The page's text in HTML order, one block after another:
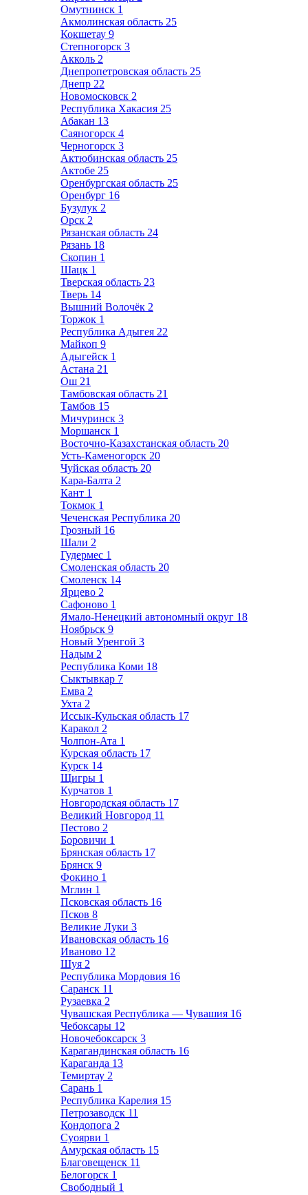
Омутнинск 1
Акмолинская область 25
Кокшетау 9
Степногорск 3
Акколь 2
Днепропетровская область 25
Днепр 22
Новомосковск 2
Республика Хакасия 25
Абакан 13
Саяногорск 4
Черногорск 3
Актюбинская область 25
Актобе 25
Оренбургская область 25
Оренбург 16
Бузулук 2
Орск 2
Рязанская область 24
Рязань 18
Скопин 1
Шацк 1
Тверская область 23
Тверь 14
Вышний Волочёк 2
Торжок 1
Республика Адыгея 22
Майкоп 9
Адыгейск 1
Астана 21
Ош 21
Тамбовская область 21
Тамбов 15
Мичуринск 3
Моршанск 1
Восточно-Казахстанская область 20
Усть-Каменогорск 20
Чуйская область 20
Кара-Балта 2
Кант 1
Токмок 1
Чеченская Республика 20
Грозный 16
Шали 2
Гудермес 1
Смоленская область 20
Смоленск 14
Ярцево 2
Сафоново 1
Ямало-Ненецкий автономный округ 18
Ноябрьск 9
Новый Уренгой 3
Надым 2
Республика Коми 18
Сыктывкар 7
Емва 2
Ухта 2
Иссык-Кульская область 17
Каракол 2
Чолпон-Ата 1
Курская область 17
Курск 14
Щигры 1
Курчатов 1
Новгородская область 17
Великий Новгород 11
Пестово 2
Боровичи 1
Брянская область 17
Брянск 9
Фокино 1
Мглин 1
Псковская область 16
Псков 8
Великие Луки 3
Ивановская область 16
Иваново 12
Шуя 2
Республика Мордовия 16
Саранск 11
Рузаевка 2
Чувашская Республика — Чувашия 16
Чебоксары 12
Новочебоксарск 3
Карагандинская область 16
Караганда 13
Темиртау 2
Сарань 1
Республика Карелия 15
Петрозаводск 11
Кондопога 2
Суоярви 1
Амурская область 15
Благовещенск 11
Белогорск 1
Свободный 1